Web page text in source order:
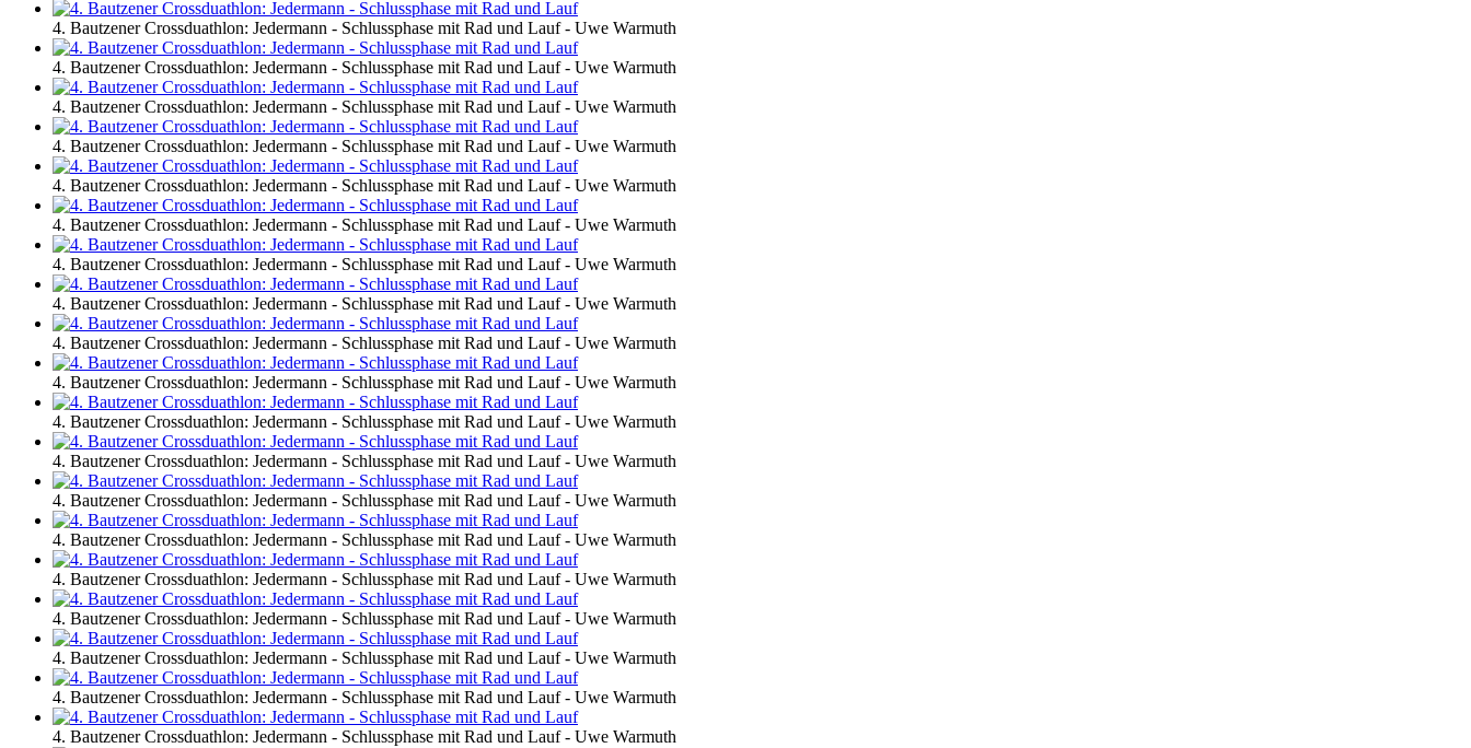
4. Bautzener Crossduathlon: Jedermann - Schlussphase mit Rad und Lauf - Uwe Warmuth
4. Bautzener Crossduathlon: Jedermann - Schlussphase mit Rad und Lauf - Uwe Warmuth
4. Bautzener Crossduathlon: Jedermann - Schlussphase mit Rad und Lauf - Uwe Warmuth
4. Bautzener Crossduathlon: Jedermann - Schlussphase mit Rad und Lauf - Uwe Warmuth
4. Bautzener Crossduathlon: Jedermann - Schlussphase mit Rad und Lauf - Uwe Warmuth
4. Bautzener Crossduathlon: Jedermann - Schlussphase mit Rad und Lauf - Uwe Warmuth
4. Bautzener Crossduathlon: Jedermann - Schlussphase mit Rad und Lauf - Uwe Warmuth
4. Bautzener Crossduathlon: Jedermann - Schlussphase mit Rad und Lauf - Uwe Warmuth
4. Bautzener Crossduathlon: Jedermann - Schlussphase mit Rad und Lauf - Uwe Warmuth
4. Bautzener Crossduathlon: Jedermann - Schlussphase mit Rad und Lauf - Uwe Warmuth
4. Bautzener Crossduathlon: Jedermann - Schlussphase mit Rad und Lauf - Uwe Warmuth
4. Bautzener Crossduathlon: Jedermann - Schlussphase mit Rad und Lauf - Uwe Warmuth
4. Bautzener Crossduathlon: Jedermann - Schlussphase mit Rad und Lauf - Uwe Warmuth
4. Bautzener Crossduathlon: Jedermann - Schlussphase mit Rad und Lauf - Uwe Warmuth
4. Bautzener Crossduathlon: Jedermann - Schlussphase mit Rad und Lauf - Uwe Warmuth
4. Bautzener Crossduathlon: Jedermann - Schlussphase mit Rad und Lauf - Uwe Warmuth
4. Bautzener Crossduathlon: Jedermann - Schlussphase mit Rad und Lauf - Uwe Warmuth
4. Bautzener Crossduathlon: Jedermann - Schlussphase mit Rad und Lauf - Uwe Warmuth
4. Bautzener Crossduathlon: Jedermann - Schlussphase mit Rad und Lauf - Uwe Warmuth